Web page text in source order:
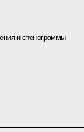
и стенограммы